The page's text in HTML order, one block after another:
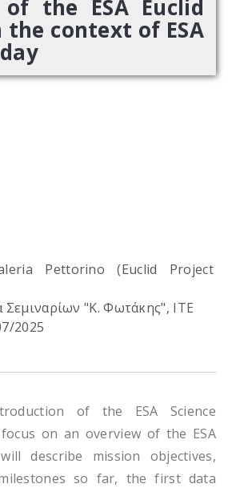
the ESA Euclid
context of ESA
Pettorino (Euclid Project
Σεμιναρίων "Κ. Φωτάκης", ΙΤΕ
2025
of the ESA Science
on an overview of the ESA
describe mission objectives,
so far, the first data